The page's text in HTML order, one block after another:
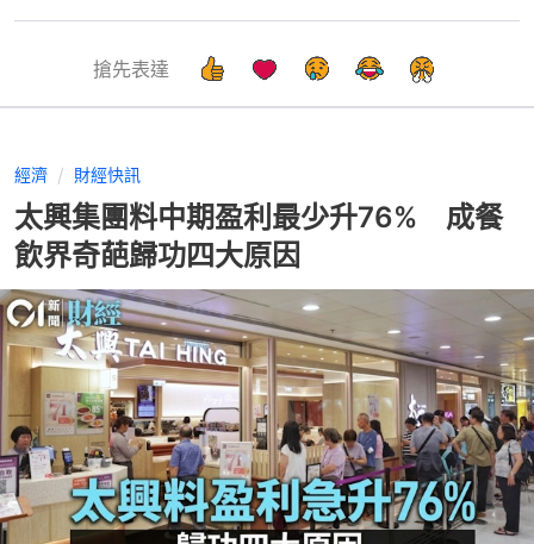
搶先表達
經濟 財經快訊
太興集團料中期盈利最少升76% 成餐
飲界奇葩歸功四大原因